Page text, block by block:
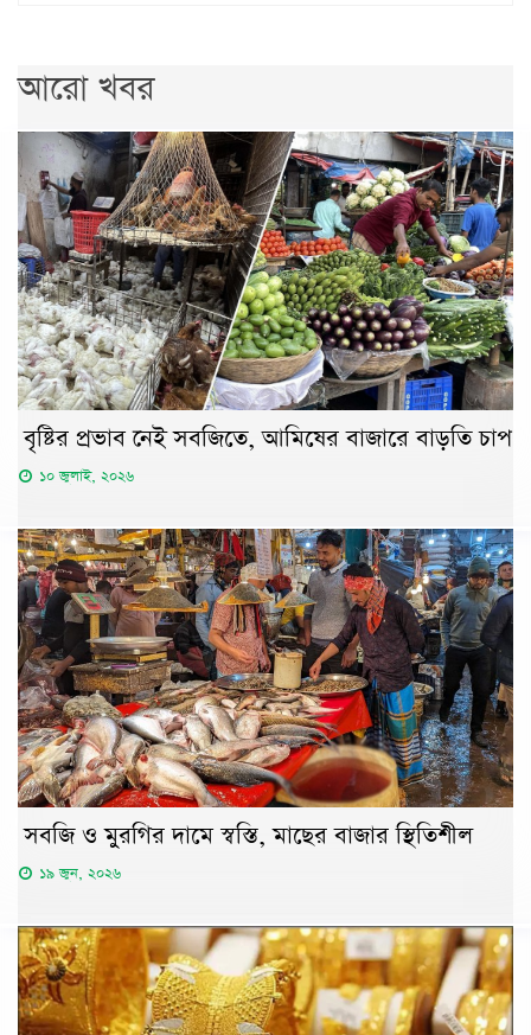
আরো খবর
বৃষ্টির প্রভাব নেই সবজিতে, আমিষের বাজারে বাড়তি চাপ
১০ জুলাই, ২০২৬
সবজি ও মুরগির দামে স্বস্তি, মাছের বাজার স্থিতিশীল
১৯ জুন, ২০২৬